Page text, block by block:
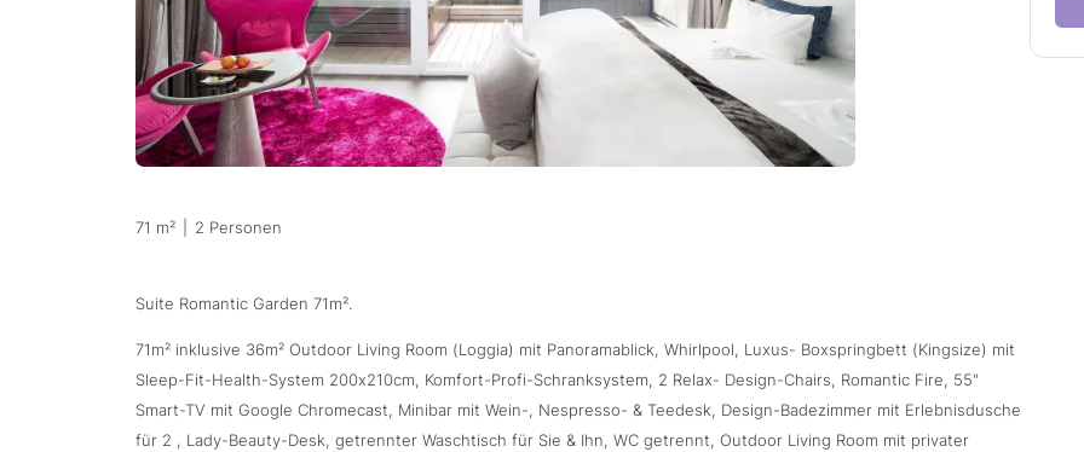
71 m² 2 Personen
Suite Romantic Garden 71m².
71m² inklusive 36m² Outdoor Living Room (Loggia) mit Panoramablick, Whirlpool, Luxus- Boxspringbett (Kingsize) mit
Sleep-Fit-Health-System 200x210cm, Komfort-Profi-Schranksystem, 2 Relax- Design-Chairs, Romantic Fire, 55"
Smart-TV mit Google Chromecast, Minibar mit Wein-, Nespresso- & Teedesk, Design-Badezimmer mit Erlebnisdusche
für 2 , Lady-Beauty-Desk, getrennter Waschtisch für Sie & Ihn, WC getrennt, Outdoor Living Room mit privater